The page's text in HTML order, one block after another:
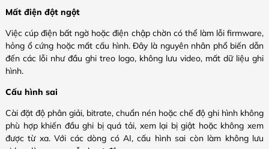
Mất điện đột ngột
Việc cúp điện bất ngờ hoặc điện chập chờn có thể làm lỗi firmware,
hỏng ổ cứng hoặc mất cấu hình. Đây là nguyên nhân phổ biến dẫn
đến các lỗi như đầu ghi treo logo, không lưu video, mất dữ liệu ghi
hình.
Cấu hình sai
Cài đặt độ phân giải, bitrate, chuẩn nén hoặc chế độ ghi hình không
phù hợp khiến đầu ghi bị quá tải, xem lại bị giật hoặc không xem
được từ xa. Với các dòng có AI, cấu hình sai còn làm không lưu